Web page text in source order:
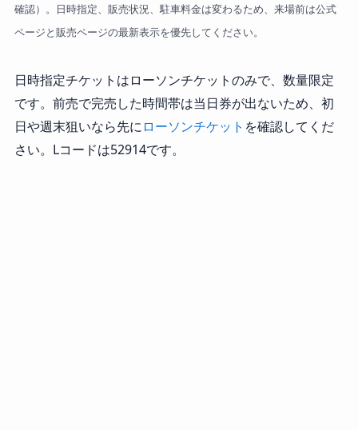
確認）。日時指定、販売状況、駐車料金は変わるため、来場前は公式
ページと販売ページの最新表示を優先してください。
日時指定チケットはローソンチケットのみで、数量限定
です。前売で完売した時間帯は当日券が出ないため、初
日や週末狙いなら先にローソンチケット を確認してくだ
さい。Lコードは52914です。